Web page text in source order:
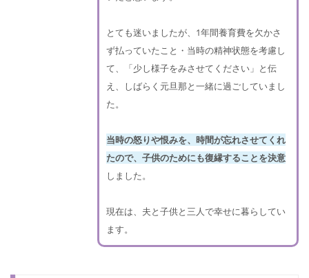
とても迷いましたが、1年間養育費を欠かさ
ず払っていたこと・当時の精神状態を考慮し
て、「少し様子をみさせてください」と伝
え、しばらく元旦那と一緒に過ごしていまし
た。
当時の怒りや恨みを、時間が忘れさせてくれ
たので、子供のためにも復縁することを決意
しました。
現在は、夫と子供と三人で幸せに暮らしてい
ます。